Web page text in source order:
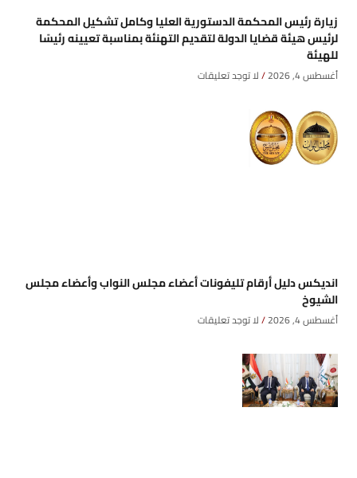
زيارة رئيس المحكمة الدستورية العليا وكامل تشكيل المحكمة
لرئيس هيئة قضايا الدولة لتقديم التهنئة بمناسبة تعيينه رئيسًا
للهيئة
أغسطس 4, 2026 لا توجد تعليقات
انديكس دليل أرقام تليفونات أعضاء مجلس النواب وأعضاء مجلس
الشيوخ
أغسطس 4, 2026 لا توجد تعليقات